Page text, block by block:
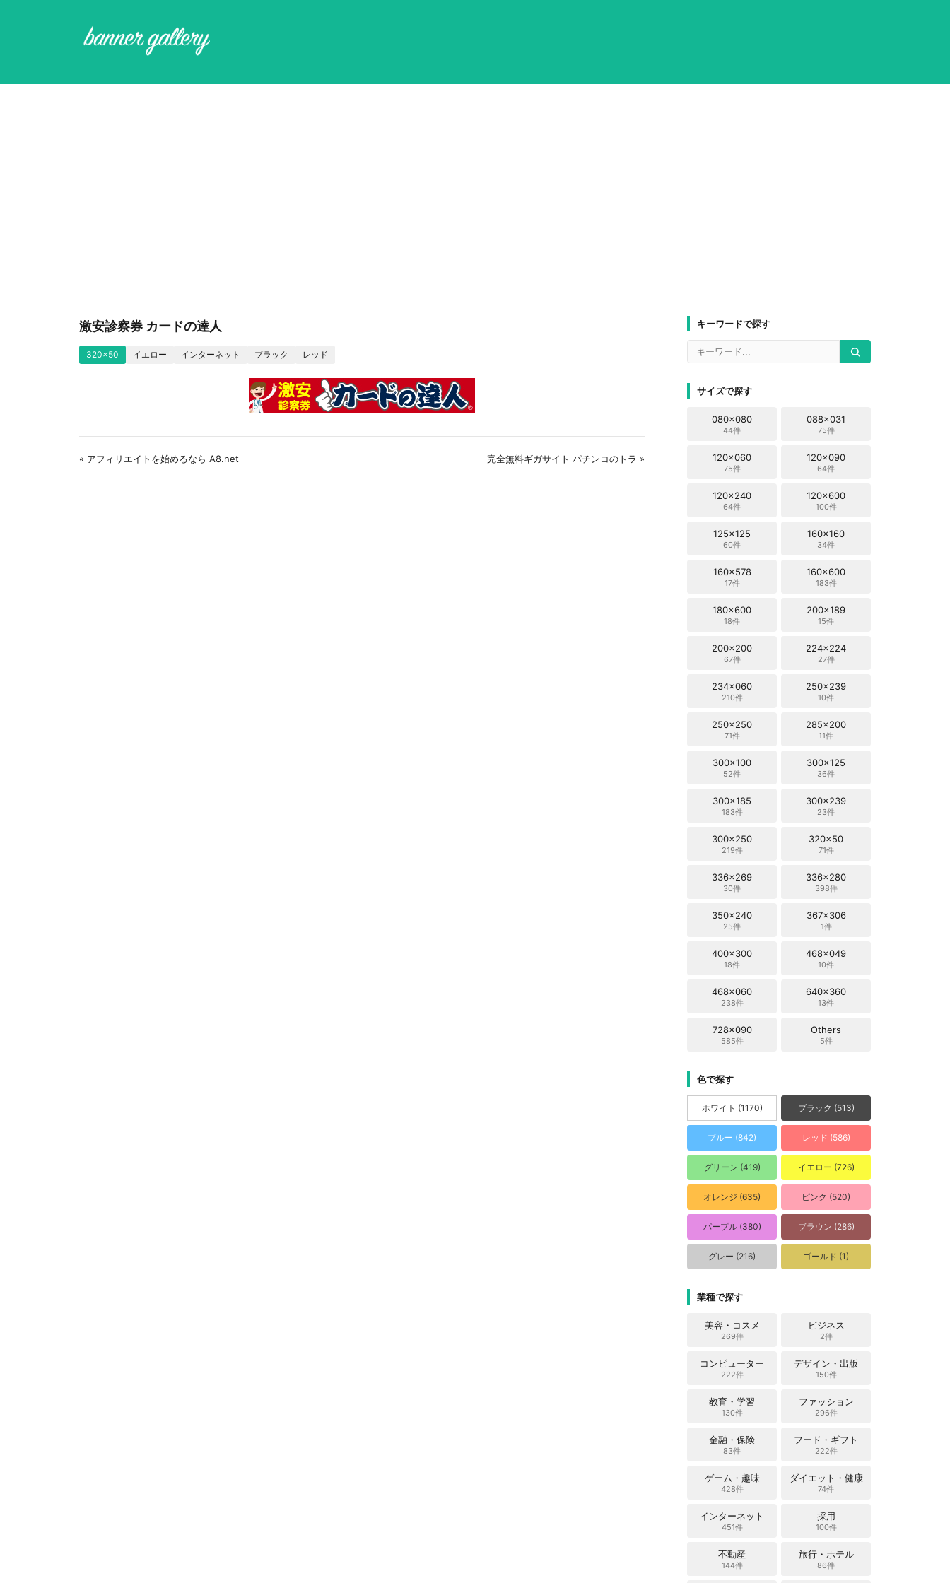
激安診察券 カードの達人
320x50 イエロー インターネット ブラック レッド
« アフィリエイトを始めるなら A8.net 完全無料ギガサイト パチンコのトラ »
キーワードで探す
サイズで探す
080x080
44件
088x031
75件
120x060
75件
120x090
64件
120x240
64件
120x600
100件
125x125
60件
160x160
34件
160x578
17件
160x600
183件
180x600
18件
200x189
15件
200x200
67件
224x224
27件
234x060
210件
250x239
10件
250x250
71件
285x200
11件
300x100
52件
300x125
36件
300x185
183件
300x239
23件
300x250
219件
320x50
71件
336x269
30件
336x280
398件
350x240
25件
367x306
1件
400x300
18件
468x049
10件
468x060
238件
640x360
13件
728x090
585件
Others
5件
色で探す
ホワイト (1170) ブラック (513)
ブルー (842) レッド (586)
グリーン (419) イエロー (726)
オレンジ (635) ピンク (520)
パープル (380) ブラウン (286)
グレー (216) ゴールド (1)
業種で探す
美容・コスメ
269件
ビジネス
2件
コンピューター
222件
デザイン・出版
150件
教育・学習
130件
ファッション
296件
金融・保険
83件
フード・ギフト
222件
ゲーム・趣味
428件
ダイエット・健康
74件
インターネット
451件
採用
100件
不動産
144件
旅行・ホテル
86件